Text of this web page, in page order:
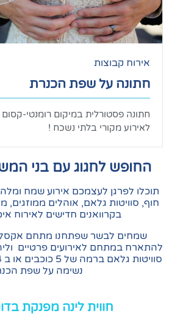
על שפת הכנרת
במיקום רומנטי-קסום אל מול
בלתי נשכח !
לחגוג עם בני המשפחה
לעצמכם אירוע שמח ומלהיב
גלאם, אוהלים ממוזגים, מאובזרים
חדישים לאירוח איכותי במיוחד.
שפתחנו מתחם אקסלוסיבי ייחודי בו
סוויטות גלאם ברמה של 5
נשימה על שפת הכנרת
מפנקת בדוגה ריזורט